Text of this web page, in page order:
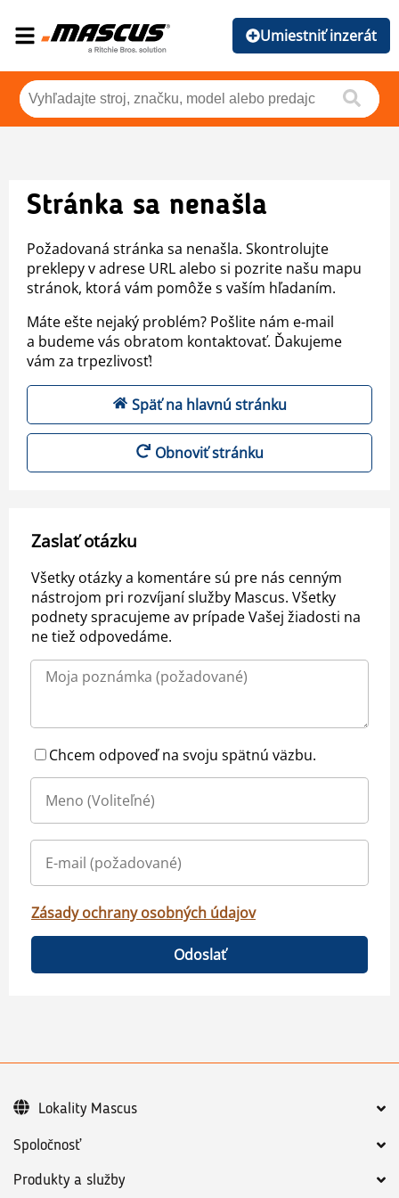
Umiestniť inzerát
Stránka sa nenašla
Požadovaná stránka sa nenašla. Skontrolujte
preklepy v adrese URL alebo si pozrite našu mapu
stránok, ktorá vám pomôže s vaším hľadaním.
Máte ešte nejaký problém? Pošlite nám e-mail
a budeme vás obratom kontaktovať. Ďakujeme
vám za trpezlivosť!
Späť na hlavnú stránku
Obnoviť stránku
Zaslať otázku
Všetky otázky a komentáre sú pre nás cenným
nástrojom pri rozvíjaní služby Mascus. Všetky
podnety spracujeme av prípade Vašej žiadosti na
ne tiež odpovedáme.
Chcem odpoveď na svoju spätnú väzbu.
Zásady ochrany osobných údajov
Odoslať
Spoločnosť
Produkty a služby
Lokality Mascus